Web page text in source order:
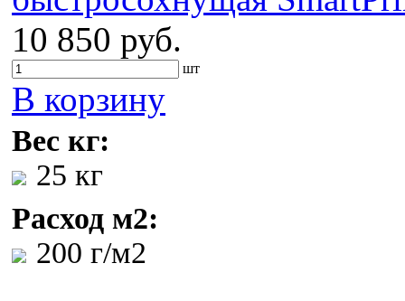
10 850 руб.
шт
В корзину
Вес кг:
25 кг
Расход м2:
200 г/м2